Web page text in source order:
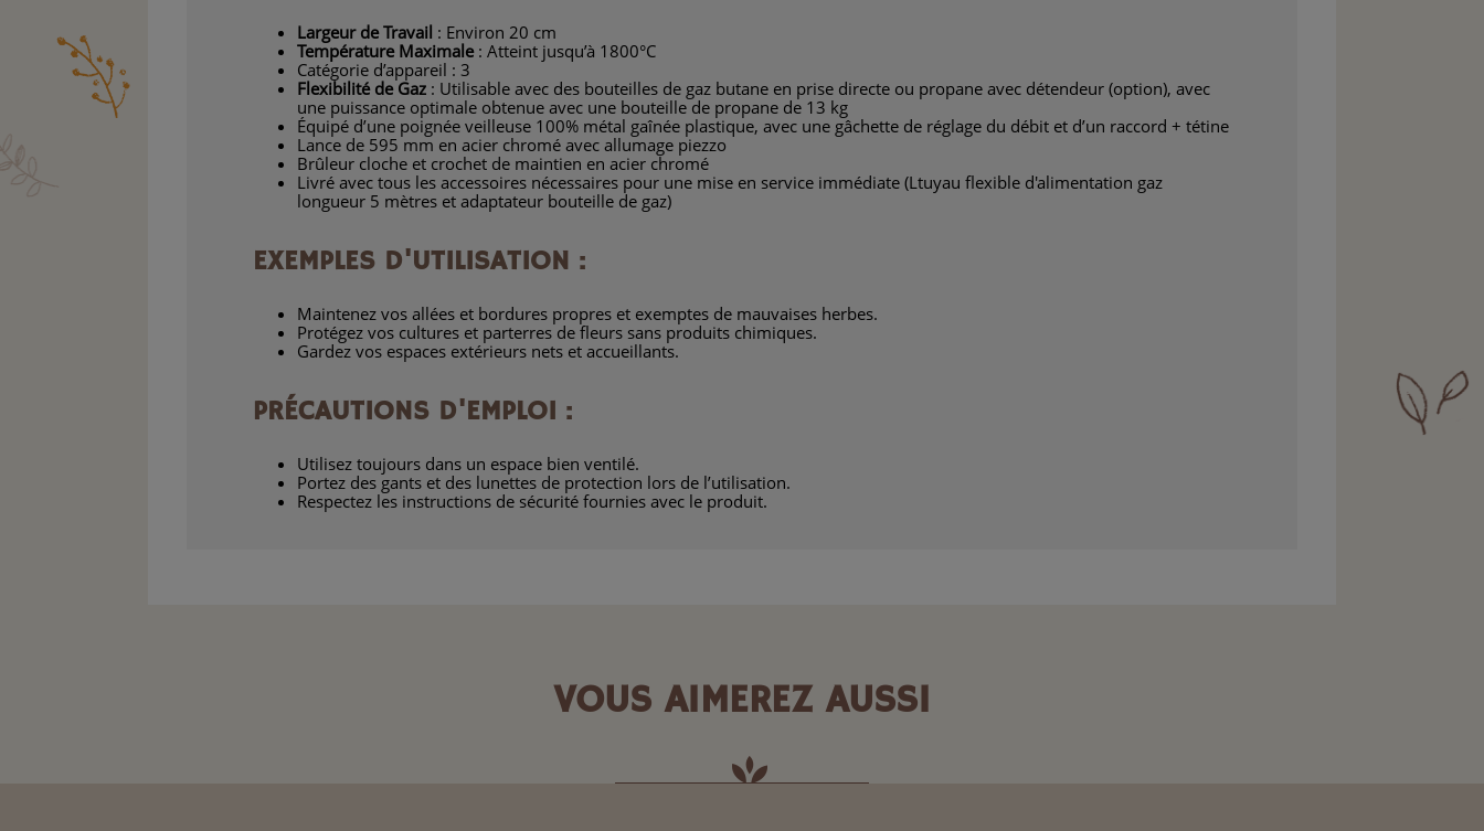
Largeur de Travail : Environ 20 cm
Température Maximale: Atteint jusqu’à 1800°C
Catégorie d’appareil : 3
Flexibilité de Gaz : Utilisable avec des bouteilles de gaz butane en prise directe ou propane avec détendeur (option), avec
une puissance optimale obtenue avec une bouteille de propane de 13 kg
Équipé d’une poignée veilleuse 100% métal gaînée plastique, avec une gâchette de réglage du débit et d’un raccord + tétine
Lance de 595 mm en acier chromé avec allumage piezzo
Brûleur cloche et crochet de maintien en acier chromé
Livré avec tous les accessoires nécessaires pour une mise en service immédiate (Ltuyau flexible d'alimentation gaz
longueur 5 mètres et adaptateur bouteille de gaz)
EXEMPLES D'UTILISATION :
Maintenez vos allées et bordures propres et exemptes de mauvaises herbes.
Protégez vos cultures et parterres de fleurs sans produits chimiques.
Gardez vos espaces extérieurs nets et accueillants.
PRÉCAUTIONS D'EMPLOI :
Utilisez toujours dans un espace bien ventilé.
Portez des gants et des lunettes de protection lors de l’utilisation.
Respectez les instructions de sécurité fournies avec le produit.
VOUS AIMEREZ AUSSI